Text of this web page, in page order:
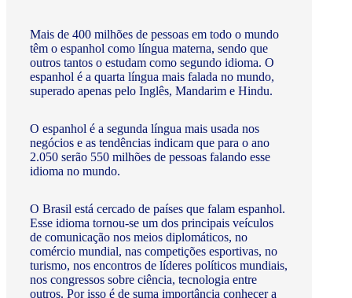
Mais de 400 milhões de pessoas em todo o mundo
têm o espanhol como língua materna, sendo que
outros tantos o estudam como segundo idioma. O
espanhol é a quarta língua mais falada no mundo,
superado apenas pelo Inglês, Mandarim e Hindu.
O espanhol é a segunda língua mais usada nos
negócios e as tendências indicam que para o ano
2.050 serão 550 milhões de pessoas falando esse
idioma no mundo.
O Brasil está cercado de países que falam espanhol.
Esse idioma tornou-se um dos principais veículos
de comunicação nos meios diplomáticos, no
comércio mundial, nas competições esportivas, no
turismo, nos encontros de líderes políticos mundiais,
nos congressos sobre ciência, tecnologia entre
outros. Por isso é de suma importância conhecer a